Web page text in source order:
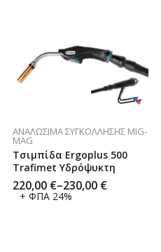
ΑΝΑΛΏΣΙΜΑ ΣΥΓΚΌΛΛΗΣΗΣ MIG-
MAG
Τσιμπίδα Ergoplus 500
Trafimet Υδρόψυκτη
220,00 €–230,00 €
+ ΦΠΑ 24%